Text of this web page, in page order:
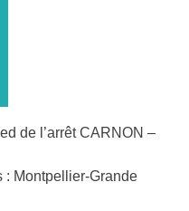
de l’arrêt CARNON –
: Montpellier-Grande